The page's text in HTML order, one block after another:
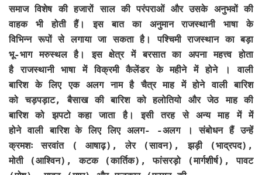
समाज विशेष की हजारों साल की परंपराओं और उसके अनुभवों की
वाहक भी होती हैं। इस बात का अनुमान राजस्थानी भाषा के
विभिन्न रूपों से लगाया जा सकता है। पश्चिमी राजस्थान का बड़ा
भू-भाग मरुस्थल है। इस क्षेत्र में बरसात का अपना महत्त्व होता
है राजस्थानी भाषा में विक्रमी कैलेंडर के महीने में होने । वाली
बारिश के लिए एक अलग नाम है चैत्र माह में होने वाली बारिश
को चड़पड़ाट, बैसाख की बारिश को हलोतियो और जेठ माह की
बारिश को झपटो कहा जाता है। इसी तरह से अन्य माह में में
होने वाली बारिश के लिए लिए अलग- -अलग । संबोधन हैं उन्हें
क्रमशः सरवांत ( आषाढ़), लेर (सावन), झड़ी (भाद्रपद),
मोती (आश्विन), कटक (कार्तिक), फांसरड़ो (मार्गशीर्ष), पावट